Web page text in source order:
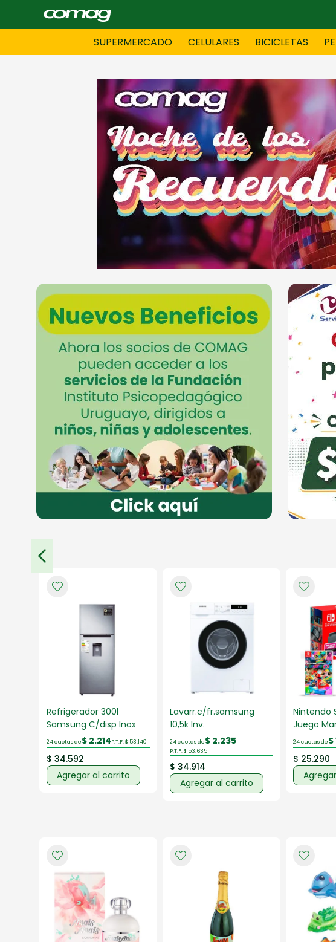
SUPERMERCADO CELULARES BICICLETAS
BAZAR BICICLETAS
DAMAS CONFECCIONES DEPORTES
HOMBRES CONFECCIONES INFORMATICA
MOTOS
PAPELERIA EXENTA PERFUMERIA
ZAPATERIA NIÑOS
Refrigerador 300l
Samsung C/disp Inox
24 cuotas de$ 2.214P.T.F. $ 53.140
$ 34.592
Agregar al carrito
Lavarr.c/fr.samsung
10,5k Inv.
24 cuotas de$ 2.235
P.T.F. $ 53.635
$ 34.914
Agregar al carrito
Nintendo
Juego
24 cuotas de$
$ 25.290